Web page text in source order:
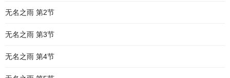
无名之雨 第2节
无名之雨 第3节
无名之雨 第4节